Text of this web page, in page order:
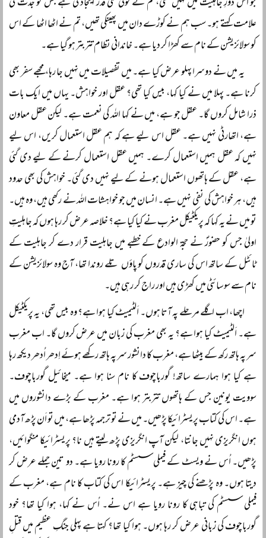
علامت کہتے ہو۔ سب ہم نے کوڑے دان میں پھینکی تھیں، تم نے اٹھا اٹھا کے اس
کو سولائزیشن کے نام سے کھڑا کر دیا ہے۔ خاندانی نظام تتربتر ہو گیا ہے۔
یہ میں نے دوسرا پہلو عرض کیا ہے۔ میں تفصیلات میں نہیں جا رہا، مجھے سفر بھی
کرنا ہے۔ پہلا میں نے کیا کہا، بیس کیا تھی؟ عقل اور خواہش۔ یہاں میں ایک بات
ذرا شامل کروں گا۔ عقل جو ہے، میں نے کہا اللہ کی نعمت ہے۔ لیکن عقل معاون
ہے، اتھارٹی نہیں ہے۔ عقل اس لیے ہے کہ ہم عقل استعمال کریں، اس لیے
نہیں کہ عقل ہمیں استعمال کرے۔ ہمیں عقل استعمال کرنے کے لیے دی گئی
ہے، عقل کے ہاتھوں استعمال ہونے کے لیے نہیں دی گئی۔ خواہش کی بھی حدود
ہیں، ہر خواہش کی نفی نہیں ہے۔ انسان میں جو خواہشات اللہ نے رکھی ہیں، وہ ہیں۔
تو میں نے یہ کہا کہ پریکٹیکل مغرب نے کیا کیا ہے؟ خلاصہ عرض کر رہا ہوں کہ جاہلیتِ
اولیٰ جس کو حضورؐ نے حجۃ الوادع کے خطبے میں جاہلیت قرار دے کر جاہلیت کے
ٹائٹل کے ساتھ اس کی ساری قدروں کو پاؤں تلے روندا تھا، آج وہ سولائزیشن کے
نام سے سوسائٹی میں کھڑی ہیں اور راج کر رہی ہیں۔
اچھا، اب اگلے مرحلے پہ آتا ہوں۔ اَلٹیمیٹ کیا ہوا ہے؟ وہ بیس تھی، یہ پریکٹیکل
ہے۔ اَلٹیمیٹ کیا ہوا ہے؟ یہ بھی مغرب کی زبان میں عرض کروں گا۔ اب مغرب
سر پہ ہاتھ رکھ کے بیٹھا ہے، مغرب کا دانشور سر پہ ہاتھ رکھے ہوئے اِدھر اُدھر دیکھ رہا
ہے کیا ہوا ہمارے ساتھ! گورباچوف کا نام سنا ہوا ہے۔ میخائیل گورباچوف۔
سوویت یونین جس کے ہاتھوں تتربتر ہوا ہے۔ مغرب کے بڑے دانشوروں میں
ہے۔ اس کی کتاب پریسٹرائیکا پڑھیں۔ میں نے تو ترجمہ پڑھا ہے، میں تو اَن پڑھ آدمی
ہوں انگریزی نہیں جانتا، لیکن آپ انگریزی پڑھ لیتے ہیں نا؟ پریسٹرائیکا منگوائیں،
پڑھیں۔ اُس نے ویسٹ کے فیملی سسٹم کا رونا رویا ہے۔ دو تین جملے عرض کر
دیتا ہوں۔ وہ پڑھنے کی چیز ہے۔ پریسٹرائیکا اس کی کتاب کا نام ہے، مغرب کے
فیملی سسٹم کی تباہی کا رونا رویا ہے اس نے۔ اُس نے کہا، ہوا کیا تھا؟ خود
گورباچوف کی زبانی عرض کر رہا ہوں۔ ہوا کیا تھا؟ کہتا ہے پہلی جنگِ عظیم میں قتلِ